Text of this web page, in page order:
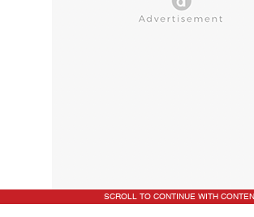
SCROLL TO CONTINUE WITH